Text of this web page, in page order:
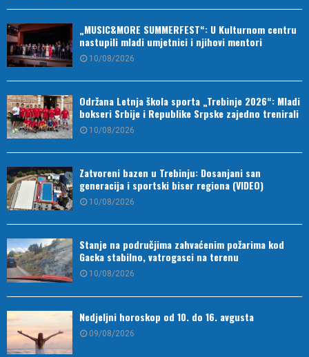
„MUSIC&MORE SUMMERFEST“: U Kulturnom centru
nastupili mladi umjetnici i njihovi mentori
10/08/2026
Održana Letnja škola sporta „Trebinje 2026“: Mladi
bokseri Srbije i Republike Srpske zajedno trenirali
10/08/2026
Zatvoreni bazen u Trebinju: Dosanjani san
generacija i sportski biser regiona (VIDEO)
10/08/2026
Stanje na područjima zahvaćenim požarima kod
Gacka stabilno, vatrogasci na terenu
10/08/2026
Nedjeljni horoskop od 10. do 16. avgusta
09/08/2026